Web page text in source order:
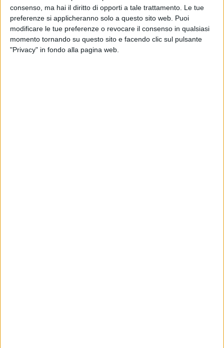
consenso, ma hai il diritto di opporti a tale trattamento. Le tue
preferenze si applicheranno solo a questo sito web. Puoi
modificare le tue preferenze o revocare il consenso in qualsiasi
momento tornando su questo sito e facendo clic sul pulsante
"Privacy" in fondo alla pagina web.
quella sonora batosta subita in terra dauna.
Alla sfida terlizzesi e troiani giungono appaiati a quota 33
punti, con i rossoblù che sono quarti in virtù delle 17 partite
giocate contro le 18 dei gialloverdi che devono ancora